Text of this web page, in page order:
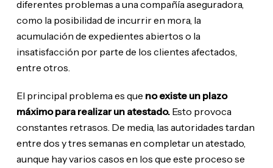
diferentes problemas a una compañía aseguradora,
como la posibilidad de incurrir en mora, la
acumulación de expedientes abiertos o la
insatisfacción por parte de los clientes afectados,
entre otros.
El principal problema es que no existe un plazo
máximo para realizar un atestado.Esto provoca
constantes retrasos. De media, las autoridades tardan
entre dos y tres semanas en completar un atestado,
aunque hay varios casos en los que este proceso se